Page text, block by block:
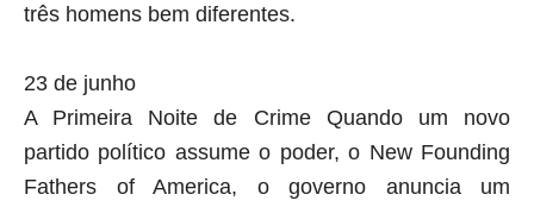
três homens bem diferentes.
23 de junho
A Primeira Noite de Crime Quando um novo
partido político assume o poder, o New Founding
Fathers of America, o governo anuncia um